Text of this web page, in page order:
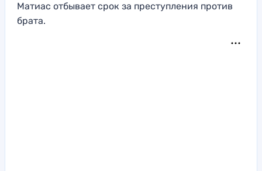
Матиас отбывает срок за преступления против
брата.